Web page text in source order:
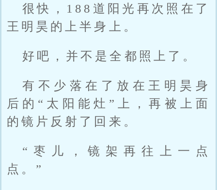
很快，188道阳光再次照在了
王明昊的上半身上。
好吧，并不是全都照上了。
有不少落在了放在王明昊身
后的“太阳能灶”上，再被上面
的镜片反射了回来。
“枣儿，镜架再往上一点
点。”